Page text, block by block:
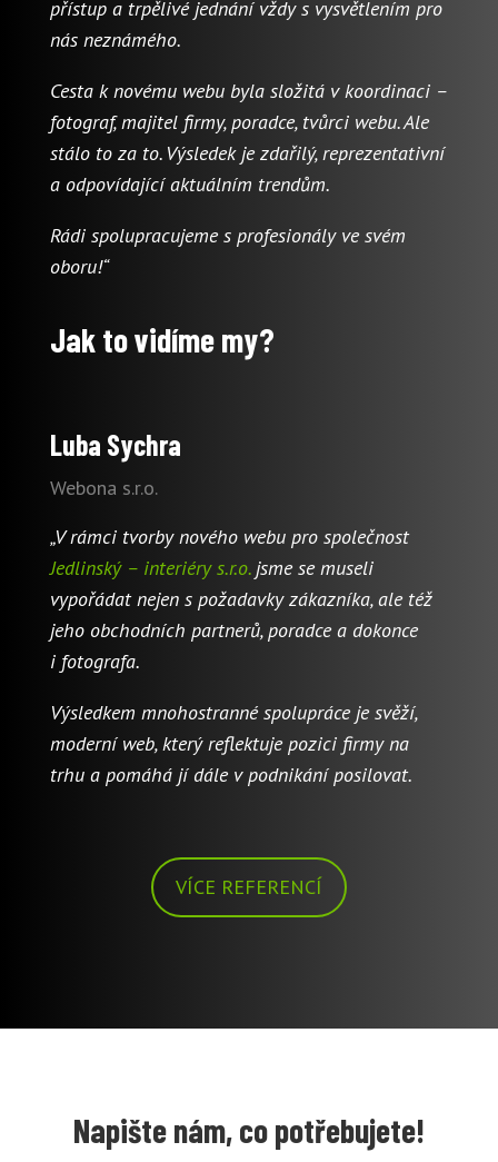
přístup a trpělivé jednání vždy s vysvětlením pro
nás neznámého.
Cesta k novému webu byla složitá v koordinaci –
fotograf, majitel firmy, poradce, tvůrci webu. Ale
stálo to za to. Výsledek je zdařilý, reprezentativní
a odpovídající aktuálním trendům.
Rádi spolupracujeme s profesionály ve svém
oboru!“
Jak to vidíme my?
Luba Sychra
Webona s.r.o.
„V rámci tvorby nového webu pro společnost
Jedlinský – interiéry s.r.o.jsme se museli
vypořádat nejen s požadavky zákazníka, ale též
jeho obchodních partnerů, poradce a dokonce
i fotografa.
Výsledkem mnohostranné spolupráce je svěží,
moderní web, který reflektuje pozici firmy na
trhu a pomáhá jí dále v podnikání posilovat.
VÍCE REFERENCÍ
Napište nám, co potřebujete!